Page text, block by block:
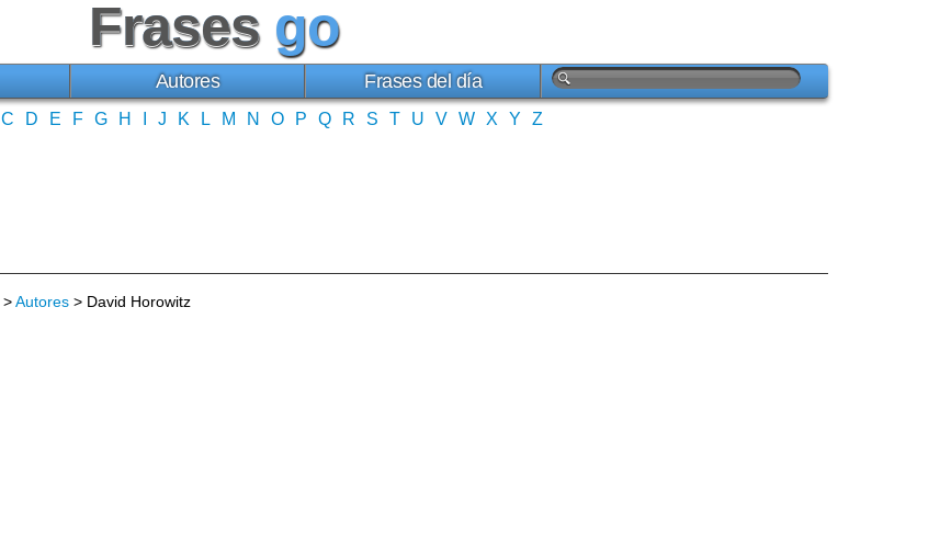
Frases go
Autores Frases del día
C D E F G H J K L M N O P Q R S T U V W X Y Z
>Autores > David Horowitz